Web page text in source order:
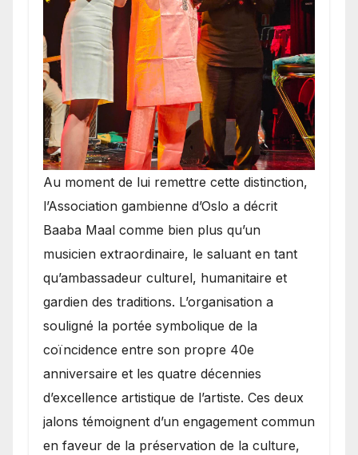
​Au moment de lui remettre cette distinction,
l’Association gambienne d’Oslo a décrit
Baaba Maal comme bien plus qu’un
musicien extraordinaire, le saluant en tant
qu’ambassadeur culturel, humanitaire et
gardien des traditions. L’organisation a
souligné la portée symbolique de la
coïncidence entre son propre 40e
anniversaire et les quatre décennies
d’excellence artistique de l’artiste. Ces deux
jalons témoignent d’un engagement commun
en faveur de la préservation de la culture,